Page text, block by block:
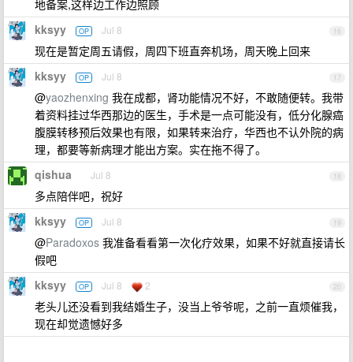
地备案,这样边工作边照顾
16
kksyy OP Jul 8
现在是暂定周五请假，周四下班直奔机场，周天晚上回来
17
kksyy OP Jul 8
@yaozhenxing 我在成都，肾功能情况不好，不敢随便转。我带
着资料挂过华西那边的医生，手术是一点可能没有，低分化腺癌
腹膜转移预后效果也有限，如果转来治疗，华西也不认外院的病
理，都要等新病理才能出方案。实在拖不得了。
18
qishua Jul 8
多点陪伴吧，祝好
19
kksyy OP Jul 8
@Paradoxos 我准备看看第一次化疗效果，如果不好就直接请长
假吧
20
kksyy OP Jul 8 2
老头儿还没看到我结婚生子，没当上爷爷呢，之前一直烦催我，
现在却觉遗憾好多